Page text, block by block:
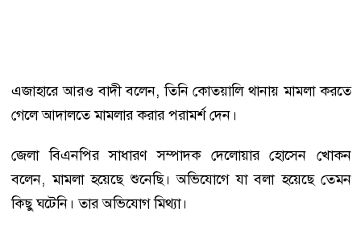
এজাহারে আরও বাদী বলেন, তিনি কোতয়ালি থানায় মামলা করতে
গেলে আদালতে মামলার করার পরামর্শ দেন।
জেলা বিএনপির সাধারণ সম্পাদক দেলোয়ার হোসেন খোকন
বলেন, মামলা হয়েছে শুনেছি। অভিযোগে যা বলা হয়েছে তেমন
কিছু ঘটেনি। তার অভিযোগ মিথ্যা।